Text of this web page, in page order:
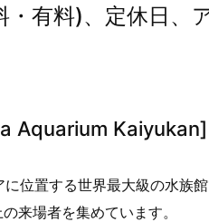
有料)、定休日、
Aquarium Kaiyukan]
位置する世界最大級の水族
来場者を集めています。